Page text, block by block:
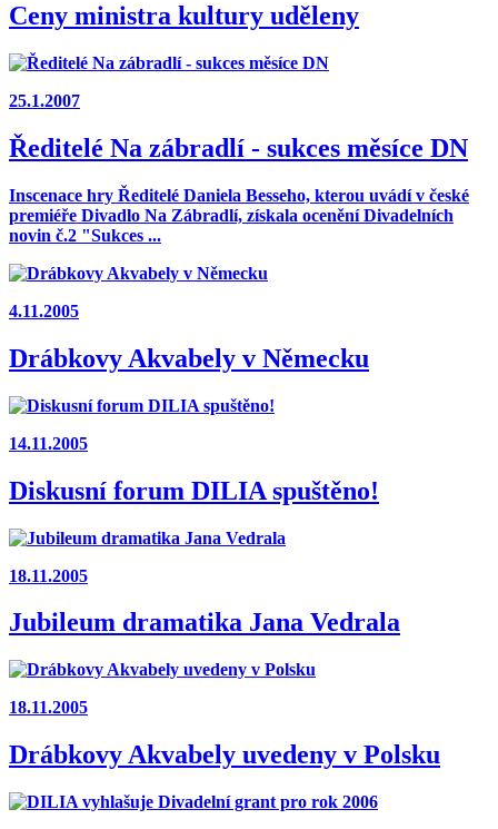
Ceny ministra kultury uděleny
25.1.2007
Ředitelé Na zábradlí - sukces měsíce DN
Inscenace hry Ředitelé Daniela Besseho, kterou uvádí v české
premiéře Divadlo Na Zábradlí, získala ocenění Divadelních
novin č.2 "Sukces ...
4.11.2005
Drábkovy Akvabely v Německu
14.11.2005
Diskusní forum DILIA spuštěno!
18.11.2005
Jubileum dramatika Jana Vedrala
18.11.2005
Drábkovy Akvabely uvedeny v Polsku